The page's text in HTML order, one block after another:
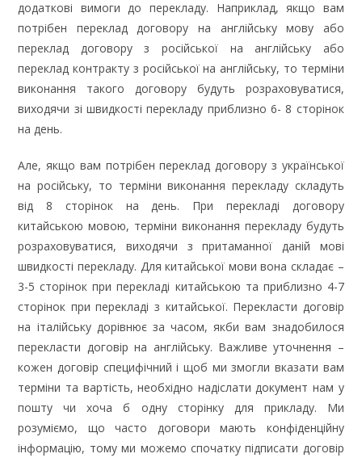
додаткові вимоги до перекладу. Наприклад, якщо вам
потрібен переклад договору на англійську мову або
переклад договору з російської на англійську або
переклад контракту з російської на англійську, то терміни
виконання такого договору будуть розраховуватися,
виходячи зі швидкості перекладу приблизно 6- 8 сторінок
на день.
Але, якщо вам потрібен переклад договору з української
на російську, то терміни виконання перекладу складуть
від 8 сторінок на день. При перекладі договору
китайською мовою, терміни виконання перекладу будуть
розраховуватися, виходячи з притаманної даній мові
швидкості перекладу. Для китайської мови вона складає –
3-5 сторінок при перекладі китайською та приблизно 4-7
сторінок при перекладі з китайської. Перекласти договір
на італійську дорівнює за часом, якби вам знадобилося
перекласти договір на англійську. Важливе уточнення –
кожен договір специфічний і щоб ми змогли вказати вам
терміни та вартість, необхідно надіслати документ нам у
пошту чи хоча б одну сторінку для прикладу. Ми
розуміємо, що часто договори мають конфіденційну
інформацію, тому ми можемо спочатку підписати договір